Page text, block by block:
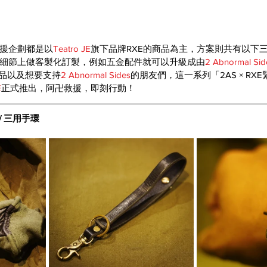
企劃都是以Teatro JE旗下品牌RXE的商品為主，方案則共有以下
節上做客製化訂製，例如五金配件就可以升級成由2 Abnormal
以及想要支持2 Abnormal Sides的朋友們，這一系列「2AS × RXE
正式推出，阿卍救援，即刻行動！
三用手環